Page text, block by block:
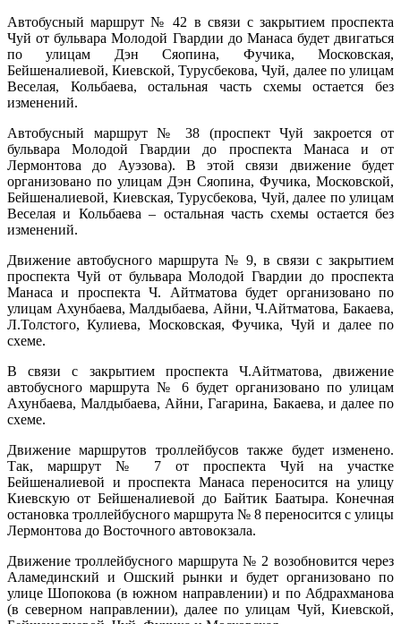
Автобусный маршрут № 42 в связи с закрытием проспекта
Чуй от бульвара Молодой Гвардии до Манаса будет двигаться
по улицам Дэн Сяопина, Фучика, Московская,
Бейшеналиевой, Киевской, Турусбекова, Чуй, далее по улицам
Веселая, Кольбаева, остальная часть схемы остается без
изменений.
Автобусный маршрут № 38 (проспект Чуй закроется от
бульвара Молодой Гвардии до проспекта Манаса и от
Лермонтова до Ауэзова). В этой связи движение будет
организовано по улицам Дэн Сяопина, Фучика, Московской,
Бейшеналиевой, Киевская, Турусбекова, Чуй, далее по улицам
Веселая и Кольбаева – остальная часть схемы остается без
изменений.
Движение автобусного маршрута № 9, в связи с закрытием
проспекта Чуй от бульвара Молодой Гвардии до проспекта
Манаса и проспекта Ч. Айтматова будет организовано по
улицам Ахунбаева, Малдыбаева, Айни, Ч.Айтматова, Бакаева,
Л.Толстого, Кулиева, Московская, Фучика, Чуй и далее по
схеме.
В связи с закрытием проспекта Ч.Айтматова, движение
автобусного маршрута № 6 будет организовано по улицам
Ахунбаева, Малдыбаева, Айни, Гагарина, Бакаева, и далее по
схеме.
Движение маршрутов троллейбусов также будет изменено.
Так, маршрут № 7 от проспекта Чуй на участке
Бейшеналиевой и проспекта Манаса переносится на улицу
Киевскую от Бейшеналиевой до Байтик Баатыра. Конечная
остановка троллейбусного маршрута № 8 переносится с улицы
Лермонтова до Восточного автовокзала.
Движение троллейбусного маршрута № 2 возобновится через
Аламединский и Ошский рынки и будет организовано по
улице Шопокова (в южном направлении) и по Абдрахманова
(в северном направлении), далее по улицам Чуй, Киевской,